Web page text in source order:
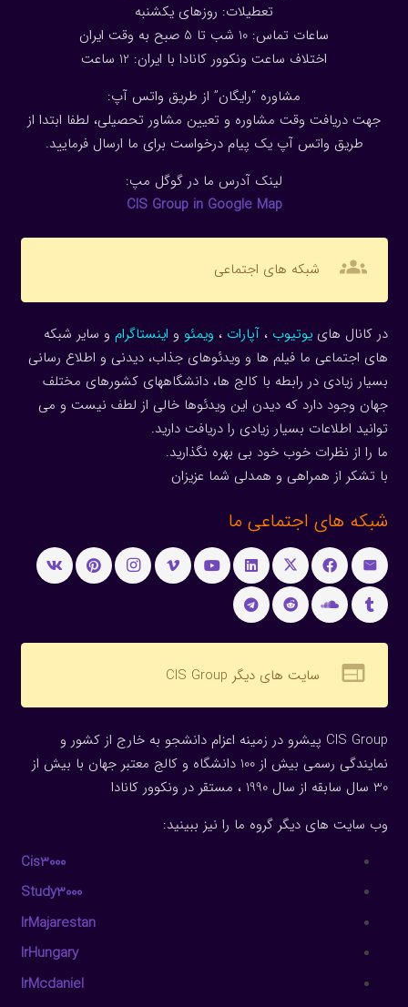
تعطیلات: روزهای یکشنبه
ساعات تماس: 10 شب تا 5 صبح به وقت ایران
اختلاف ساعت ونکوور کانادا با ایران: 1 2 ساعت
مشاوره “رایگان” از طریق واتس آپ:
جهت دریافت وقت مشاوره و تعیین مشاور تحصیلی، لطفا ابتدا از
طریق واتس آپ یک پیام درخواست برای ما ارسال فرمایید.
لینک آدرس ما در گوگل مپ:
CIS Group in Google Map
groups شبکه های اجتماعی
در کانال هاییوتیوب ، آپارات ، ویمئو و اینستاگرام و سایر شبکه
های اجتماعی ما فیلم ها و ویدئوهای جذاب، دیدنی و اطلاع رسانی
بسیار زیادی در رابطه با کالج ها، دانشگاههای کشورهای مختلف
جهان وجود دارد که دیدن این ویدئوها خالی از لطف نیست و می
توانید اطلاعات بسیار زیادی را دریافت دارید.
ما را از نظرات خوب خود بی بهره نگذارید.
با تشکر از همراهی و همدلی شما عزیزان
شبکه های اجتماعی ما
web سایت های دیگر CIS Group
CIS Group پیشرو در زمینه اعزام دانشجو به خارج از کشور و
نمایندگی رسمی بیش از 100 دانشگاه و کالج معتبر جهان با بیش از
30 سال سابقه از سال 1990 ، مستقر در ونکوور کانادا
وب سایت های دیگر گروه ما را نیز ببینید:
Cis3000
Study3000
IrMajarestan
IrHungary
IrMcdaniel